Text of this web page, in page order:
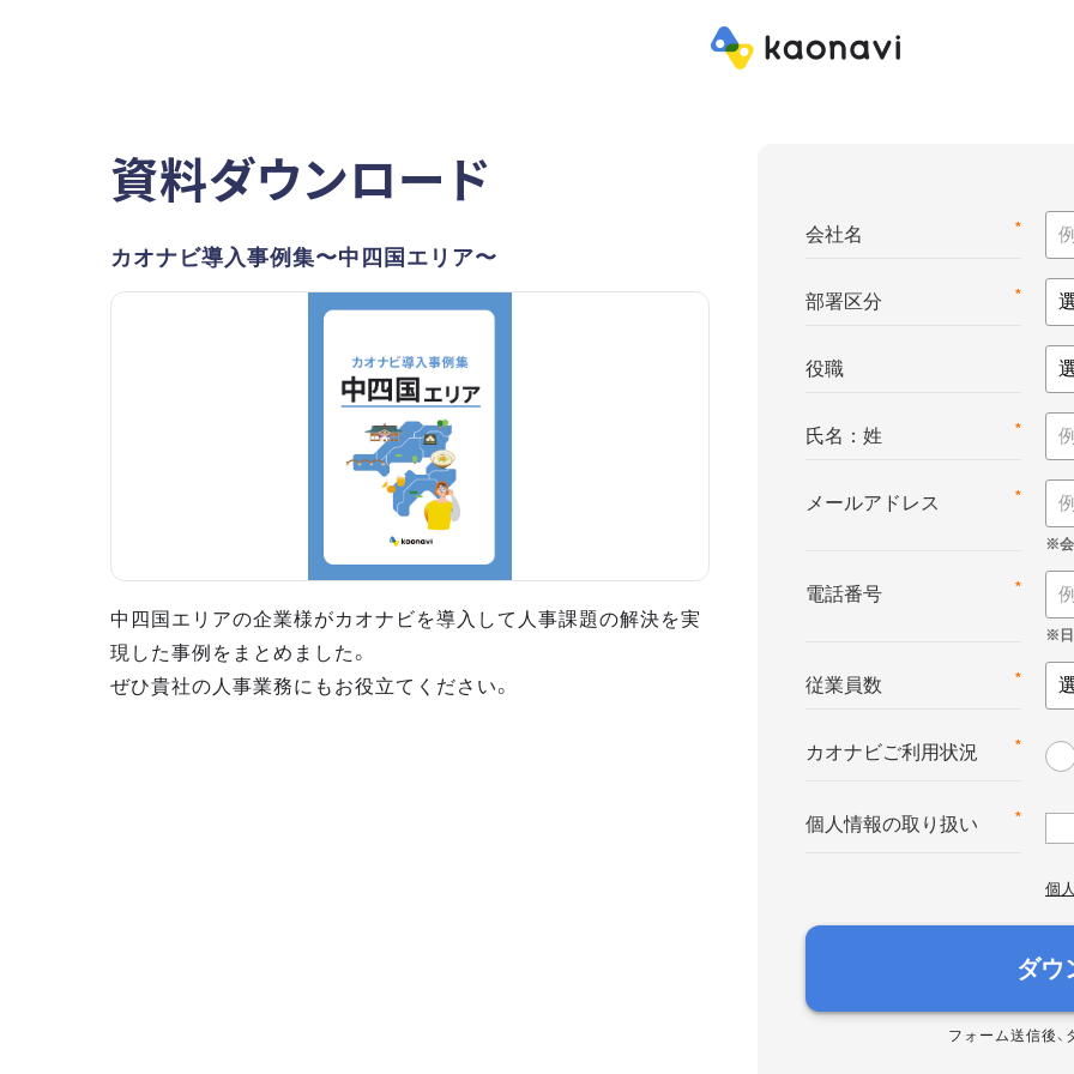
資料ダウンロード
カオナビ導入事例集〜中四国エリア〜
中四国エリアの企業様がカオナビを導入して人事課題の解決を実
現した事例をまとめました。
ぜひ貴社の人事業務にもお役立てください。
*
会社名
*
部署区分
役職
*
氏名：姓
*
メールアドレス
*
電話番号
*
従業員数
*
カオナビご利用状況
*
個人情報の取り扱い
個
ダウ
フォーム送信後